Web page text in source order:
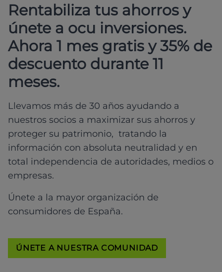
Rentabiliza tus ahorros y
únete a ocu inversiones.
Ahora 1 mes gratis y 35% de
descuento durante 11
meses.
Llevamos más de 30 años ayudando a
nuestros socios a maximizar sus ahorros y
proteger su patrimonio, tratando la
información con absoluta neutralidad y en
total independencia de autoridades, medios o
empresas.
Únete a la mayor organización de
consumidores de España.
ÚNETE A NUESTRA COMUNIDAD